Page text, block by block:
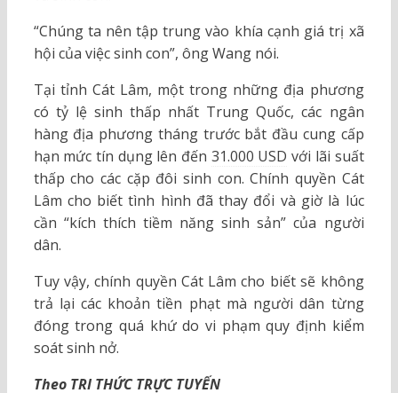
“Chúng ta nên tập trung vào khía cạnh giá trị xã
hội của việc sinh con”, ông Wang nói.
Tại tỉnh Cát Lâm, một trong những địa phương
có tỷ lệ sinh thấp nhất Trung Quốc, các ngân
hàng địa phương tháng trước bắt đầu cung cấp
hạn mức tín dụng lên đến 31.000 USD với lãi suất
thấp cho các cặp đôi sinh con. Chính quyền Cát
Lâm cho biết tình hình đã thay đổi và giờ là lúc
cần “kích thích tiềm năng sinh sản” của người
dân.
Tuy vậy, chính quyền Cát Lâm cho biết sẽ không
trả lại các khoản tiền phạt mà người dân từng
đóng trong quá khứ do vi phạm quy định kiểm
soát sinh nở.
Theo TRI THỨC TRỰC TUYẾN